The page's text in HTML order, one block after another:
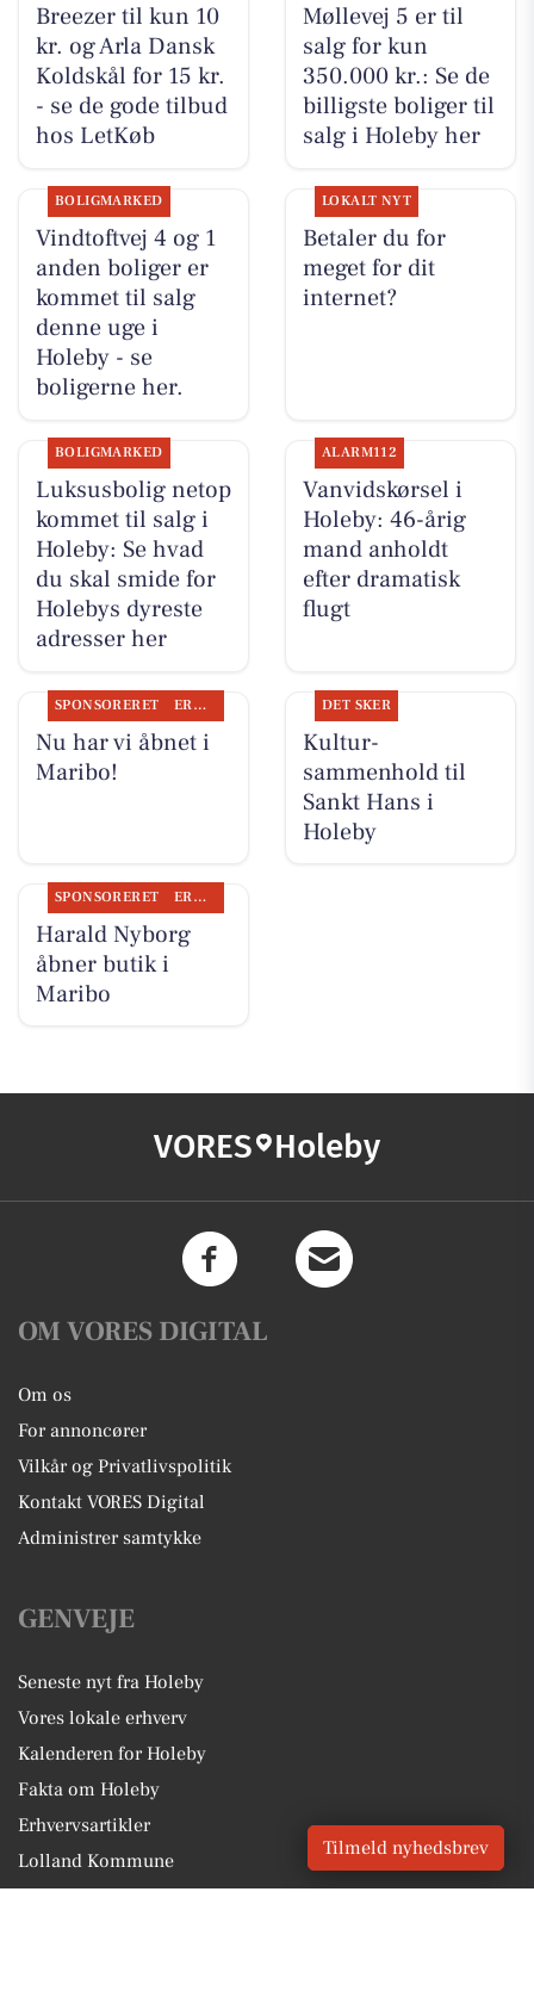
Breezer til kun 10
kr. og Arla Dansk
Koldskål for 15 kr.
- se de gode tilbud
hos LetKøb
Møllevej 5 er til
salg for kun
350.000 kr.: Se de
billigste boliger til
salg i Holeby her
BOLIGMARKED
Vindtoftvej 4 og 1
anden boliger er
kommet til salg
denne uge i
Holeby - se
boligerne her.
LOKALT NYT
Betaler du for
meget for dit
internet?
BOLIGMARKED
Luksusbolig netop
kommet til salg i
Holeby: Se hvad
du skal smide for
Holebys dyreste
adresser her
ALARM112
Vanvidskørsel i
Holeby: 46-årig
mand anholdt
efter dramatisk
flugt
SPONSORERET ERHVERV
Nu har vi åbnet i
Maribo!
DET SKER
Kultur-
sammenhold til
Sankt Hans i
Holeby
SPONSORERET ERHVERV
Harald Nyborg
åbner butik i
Maribo
VORES Holeby
OM VORES DIGITAL
Om os
For annoncører
Vilkår og Privatlivspolitik
Kontakt VORES Digital
Administrer samtykke
GENVEJE
Seneste nyt fra Holeby
Vores lokale erhverv
Kalenderen for Holeby
Fakta om Holeby
Erhvervsartikler
Lolland Kommune
Tilmeld nyhedsbrev